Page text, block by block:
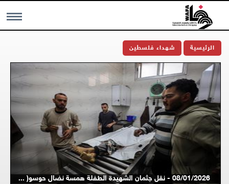
الرئيسية شهداء فلسطين
08/01/2026 - نقل جثمان الشهيدة الطفلة همسة نضال حوسو( ...